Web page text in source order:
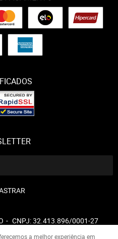
CNPJ: 32.413.896/0001-27
a melhor experiência em